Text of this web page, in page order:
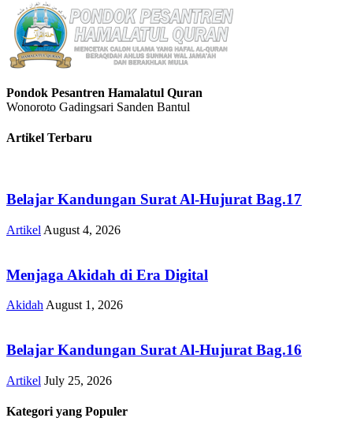
Pondok Pesantren Hamalatul Quran
Wonoroto Gadingsari Sanden Bantul
Artikel Terbaru
Belajar Kandungan Surat Al-Hujurat Bag.17
Artikel August 4, 2026
Menjaga Akidah di Era Digital
AkidahAugust 1, 2026
Belajar Kandungan Surat Al-Hujurat Bag.16
Artikel July 25, 2026
Kategori yang Populer